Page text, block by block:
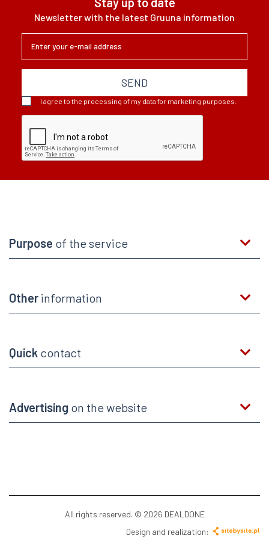
Newsletter with the latest Gruuna information
SEND
I agree to the processing of my data for marketing purposes.
Purpose of the service
Other information
Quick contact
Advertising on the website
All rights reserved. © 2026 DEALDONE
Design and realization: